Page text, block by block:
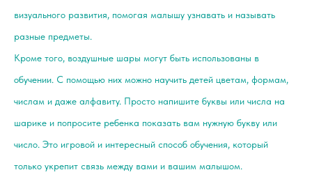
визуального развития, помогая малышу узнавать и называть
разные предметы.
Кроме того, воздушные шары могут быть использованы в
обучении. С помощью них можно научить детей цветам, формам,
числам и даже алфавиту. Просто напишите буквы или числа на
шарике и попросите ребенка показать вам нужную букву или
число. Это игровой и интересный способ обучения, который
только укрепит связь между вами и вашим малышом.